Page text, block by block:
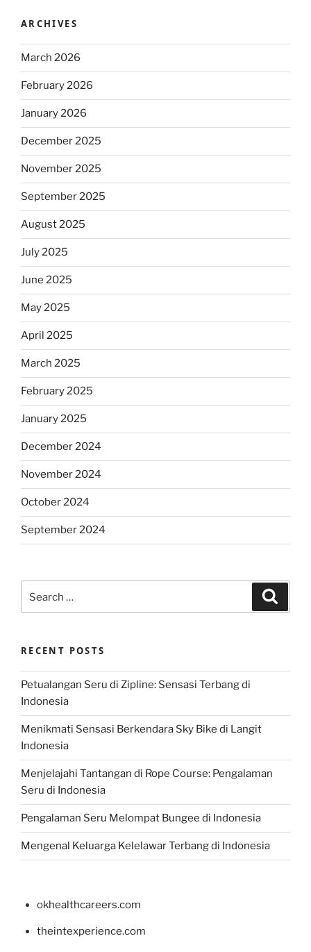
ARCHIVES
March 2026
February 2026
January 2026
December 2025
November 2025
September 2025
August 2025
July 2025
June 2025
May 2025
April 2025
March 2025
February 2025
January 2025
December 2024
November 2024
October 2024
September 2024
for:
RECENT POSTS
Petualangan Seru di Zipline: Sensasi Terbang di
Indonesia
Menikmati Sensasi Berkendara Sky Bike di Langit
Indonesia
Menjelajahi Tantangan di Rope Course: Pengalaman
Seru di Indonesia
Pengalaman Seru Melompat Bungee di Indonesia
Mengenal Keluarga Kelelawar Terbang di Indonesia
okhealthcareers.com
theintexperience.com